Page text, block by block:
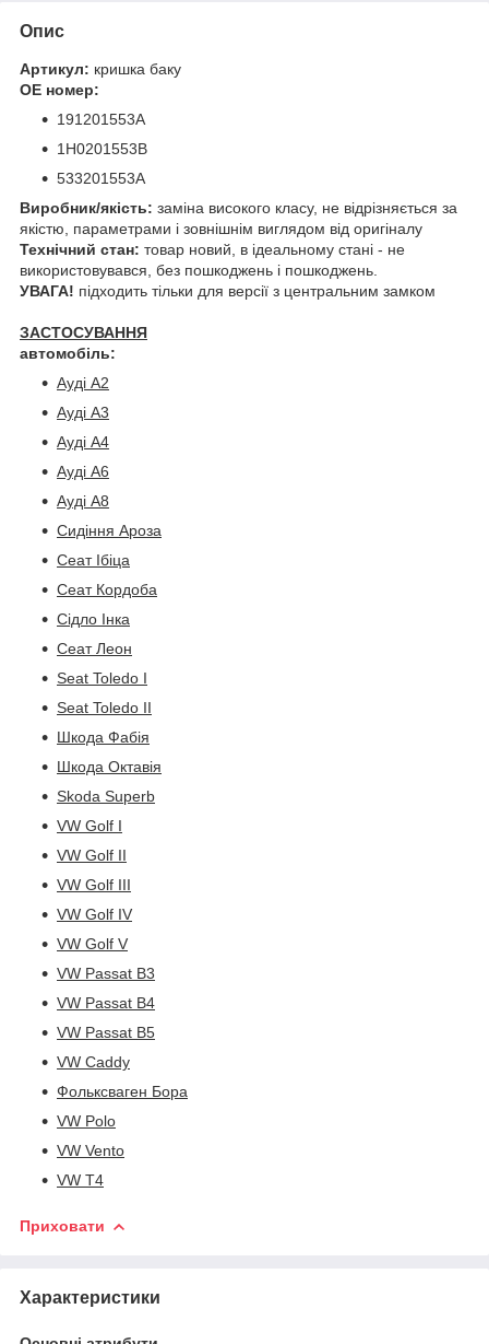
Опис
Артикул: кришка баку
OE номер:
191201553A
1H0201553B
533201553A
Виробник/якість: заміна високого класу, не відрізняється за
якістю, параметрами і зовнішнім виглядом від оригіналу
Технічний стан: товар новий, в ідеальному стані - не
використовувався, без пошкоджень і пошкоджень.
УВАГА! підходить тільки для версії з центральним замком
ЗАСТОСУВАННЯ
автомобіль:
Ауді А2
Ауді А3
Ауді А4
Ауді А6
Ауді А8
Сидіння Ароза
Сеат Ібіца
Сеат Кордоба
Сідло Інка
Сеат Леон
Seat Toledo I
Seat Toledo II
Шкода Фабія
Шкода Октавія
Skoda Superb
VW Golf I
VW Golf II
VW Golf III
VW Golf IV
VW Golf V
VW Passat B3
VW Passat B4
VW Passat B5
VW Caddy
Фольксваген Бора
VW Polo
VW Vento
VW T4
Приховати
Характеристики